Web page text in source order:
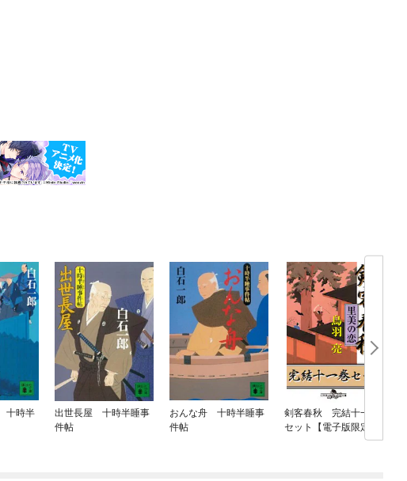
十時半
出世長屋 十時半睡事
件帖
おんな舟 十時半睡事
件帖
剣客春秋 完結十一巻
セット【電子版限定】